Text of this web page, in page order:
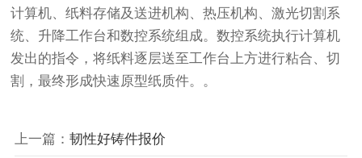
计算机、纸料存储及送进机构、热压机构、激光切割系
统、升降工作台和数控系统组成。数控系统执行计算机
发出的指令，将纸料逐层送至工作台上方进行粘合、切
割，最终形成快速原型纸质件。。
上一篇： 韧性好铸件报价